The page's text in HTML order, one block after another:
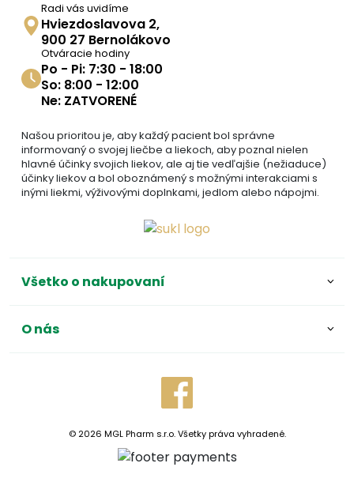
Radi vás uvidíme
Hviezdoslavova 2,
900 27 Bernolákovo
Otváracie hodiny
Po - Pi: 7:30 - 18:00
So: 8:00 - 12:00
Ne: ZATVORENÉ
Našou prioritou je, aby každý pacient bol správne
informovaný o svojej liečbe a liekoch, aby poznal nielen
hlavné účinky svojich liekov, ale aj tie vedľajšie (nežiaduce)
účinky liekov a bol oboznámený s možnými interakciami s
inými liekmi, výživovými doplnkami, jedlom alebo nápojmi.
Všetko o nakupovaní
O nás
© 2026 MGL Pharm s.r.o. Všetky práva vyhradené.